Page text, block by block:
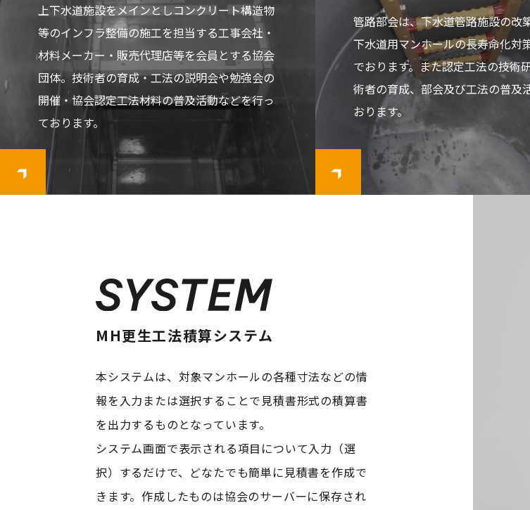
上下水道施設をメインとしコンクリート構造物
等のインフラ整備の施工を担当する工事会社・
材料メーカー・販売代理店等を会員とする協会
団体。技術者の育成・工法の説明会や勉強会の
開催・協会認定工法材料の普及活動などを行っ
ております。
管路部会は、下水道管路施設の改
下水道用マンホールの長寿命化対
でおります。また認定工法の技術
術者の育成、部会及び工法の普及
おります。
MH更生工法積算システム
本システムは、対象マンホールの各種寸法などの情
報を入力または選択することで見積書形式の積算書
を出力するものとなっています。
システム画面で表示される項目について入力（選
択）するだけで、どなたでも簡単に見積書を作成で
きます。作成したものは協会のサーバーに保存され